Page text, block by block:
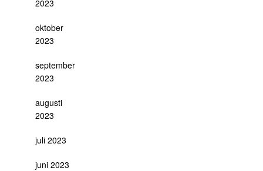
2023
oktober
2023
september
2023
augusti
2023
juli 2023
juni 2023